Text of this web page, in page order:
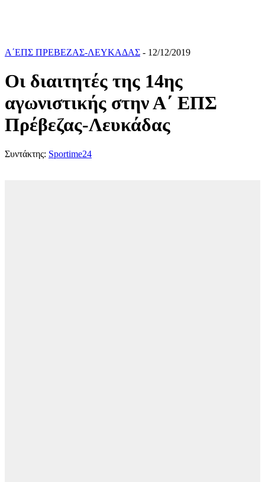
Α΄ΕΠΣ ΠΡΕΒΕΖΑΣ-ΛΕΥΚΑΔΑΣ - 12/12/2019
Οι διαιτητές της 14ης
αγωνιστικής στην Α΄ ΕΠΣ
Πρέβεζας-Λευκάδας
Συντάκτης: Sportime24